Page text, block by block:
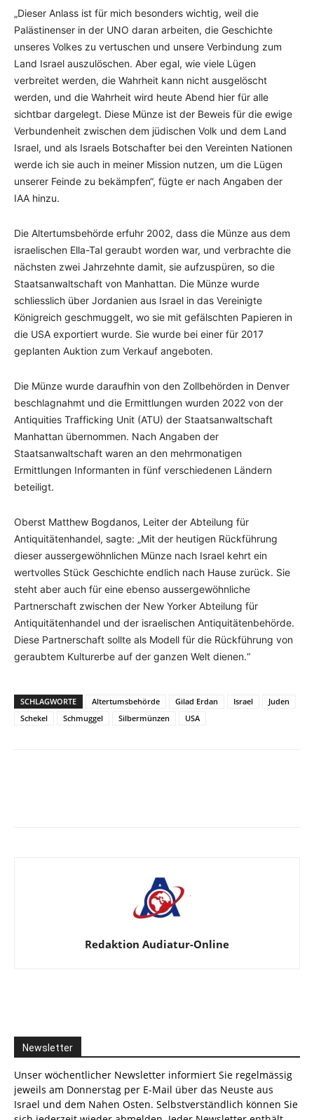
„Dieser Anlass ist für mich besonders wichtig, weil die
Palästinenser in der UNO daran arbeiten, die Geschichte
unseres Volkes zu vertuschen und unsere Verbindung zum
Land Israel auszulöschen. Aber egal, wie viele Lügen
verbreitet werden, die Wahrheit kann nicht ausgelöscht
werden, und die Wahrheit wird heute Abend hier für alle
sichtbar dargelegt. Diese Münze ist der Beweis für die ewige
Verbundenheit zwischen dem jüdischen Volk und dem Land
Israel, und als Israels Botschafter bei den Vereinten Nationen
werde ich sie auch in meiner Mission nutzen, um die Lügen
unserer Feinde zu bekämpfen“, fügte er nach Angaben der
IAA hinzu.
Die Altertumsbehörde erfuhr 2002, dass die Münze aus dem
israelischen Ella-Tal geraubt worden war, und verbrachte die
nächsten zwei Jahrzehnte damit, sie aufzuspüren, so die
Staatsanwaltschaft von Manhattan. Die Münze wurde
schliesslich über Jordanien aus Israel in das Vereinigte
Königreich geschmuggelt, wo sie mit gefälschten Papieren in
die USA exportiert wurde. Sie wurde bei einer für 2017
geplanten Auktion zum Verkauf angeboten.
Die Münze wurde daraufhin von den Zollbehörden in Denver
beschlagnahmt und die Ermittlungen wurden 2022 von der
Antiquities Trafficking Unit (ATU) der Staatsanwaltschaft
Manhattan übernommen. Nach Angaben der
Staatsanwaltschaft waren an den mehrmonatigen
Ermittlungen Informanten in fünf verschiedenen Ländern
beteiligt.
Oberst Matthew Bogdanos, Leiter der Abteilung für
Antiquitätenhandel, sagte: „Mit der heutigen Rückführung
dieser aussergewöhnlichen Münze nach Israel kehrt ein
wertvolles Stück Geschichte endlich nach Hause zurück. Sie
steht aber auch für eine ebenso aussergewöhnliche
Partnerschaft zwischen der New Yorker Abteilung für
Antiquitätenhandel und der israelischen Antiquitätenbehörde.
Diese Partnerschaft sollte als Modell für die Rückführung von
geraubtem Kulturerbe auf der ganzen Welt dienen.“
SCHLAGWORTE Altertumsbehörde Gilad Erdan Israel
Juden
Schekel
Schmuggel Silbermünzen USA
Redaktion Audiatur-Online
Newsletter
Unser wöchentlicher Newsletter informiert Sie regelmässig
jeweils am Donnerstag per E-Mail über das Neuste aus
Israel und dem Nahen Osten. Selbstverständlich können Sie